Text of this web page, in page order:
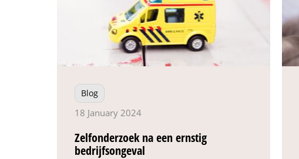
Blog
18 January 2024
Zelfonderzoek na een ernstig
bedrijfsongeval